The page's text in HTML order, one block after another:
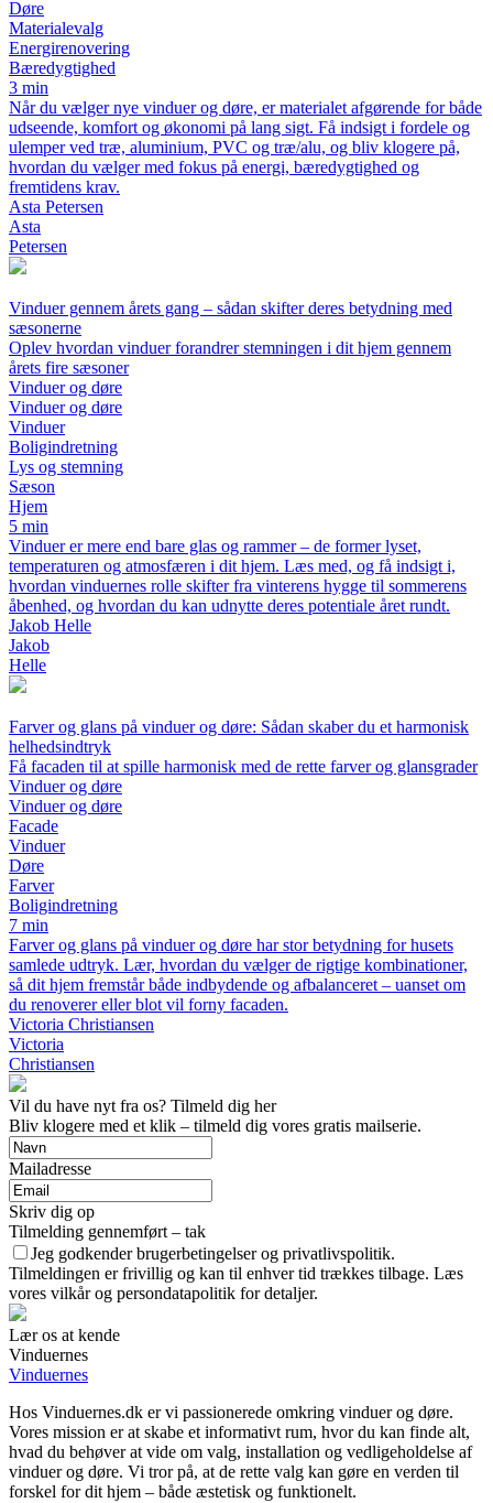
Døre
Materialevalg
Energirenovering
Bæredygtighed
3 min
Når du vælger nye vinduer og døre, er materialet afgørende for både
udseende, komfort og økonomi på lang sigt. Få indsigt i fordele og
ulemper ved træ, aluminium, PVC og træ/alu, og bliv klogere på,
hvordan du vælger med fokus på energi, bæredygtighed og
fremtidens krav.
Asta Petersen
Asta
Petersen
Vinduer gennem årets gang – sådan skifter deres betydning med
sæsonerne
Oplev hvordan vinduer forandrer stemningen i dit hjem gennem
årets fire sæsoner
Vinduer og døre
Vinduer og døre
Vinduer
Boligindretning
Lys og stemning
Sæson
Hjem
5 min
Vinduer er mere end bare glas og rammer – de former lyset,
temperaturen og atmosfæren i dit hjem. Læs med, og få indsigt i,
hvordan vinduernes rolle skifter fra vinterens hygge til sommerens
åbenhed, og hvordan du kan udnytte deres potentiale året rundt.
Jakob Helle
Jakob
Helle
Farver og glans på vinduer og døre: Sådan skaber du et harmonisk
helhedsindtryk
Få facaden til at spille harmonisk med de rette farver og glansgrader
Vinduer og døre
Vinduer og døre
Facade
Vinduer
Døre
Farver
Boligindretning
7 min
Farver og glans på vinduer og døre har stor betydning for husets
samlede udtryk. Lær, hvordan du vælger de rigtige kombinationer,
så dit hjem fremstår både indbydende og afbalanceret – uanset om
du renoverer eller blot vil forny facaden.
Victoria Christiansen
Victoria
Christiansen
Vil du have nyt fra os? Tilmeld dig her
Bliv klogere med et klik – tilmeld dig vores gratis mailserie.
Mailadresse
Skriv dig op
Tilmelding gennemført – tak
Jeg godkender brugerbetingelser og privatlivspolitik.
Tilmeldingen er frivillig og kan til enhver tid trækkes tilbage. Læs
vores vilkår og persondatapolitik for detaljer.
Lær os at kende
Vinduernes
Vinduernes
Hos Vinduernes.dk er vi passionerede omkring vinduer og døre.
Vores mission er at skabe et informativt rum, hvor du kan finde alt,
hvad du behøver at vide om valg, installation og vedligeholdelse af
vinduer og døre. Vi tror på, at de rette valg kan gøre en verden til
forskel for dit hjem – både æstetisk og funktionelt.